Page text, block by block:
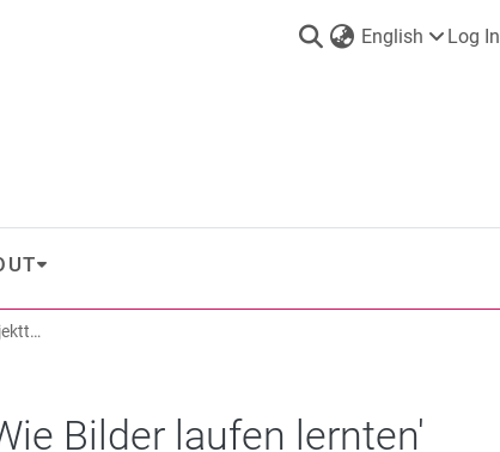
English Log In
Transkript des zweiten Projekttreffens 'Wie Bilder laufen lernten'
Bilder laufen lernten'